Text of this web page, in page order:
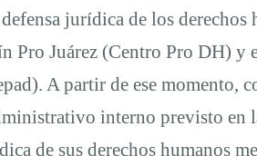
jurídica de los
Pro Juárez (Centro Pro DH) y
A partir de ese momento,
interno previsto en
de sus derechos humanos